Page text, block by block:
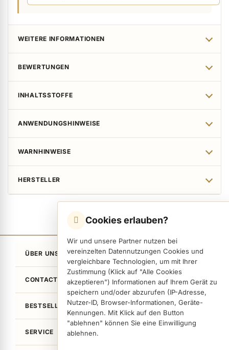
Cookies erlauben?
Wir und unsere Partner nutzen bei
vereinzelten Datennutzungen Cookies und
vergleichbare Technologien, um mit Ihrer
Zustimmung (Klick auf "Alle Cookies
akzeptieren") Informationen auf Ihrem Gerät zu
speichern und/oder abzurufen (IP-Adresse,
Nutzer-ID, Browser-Informationen, Geräte-
Kennungen. Mit Klick auf den Button
"ablehnen" können Sie eine Einwilligung
ablehnen.
WEITERE INFORMATIONEN
BEWERTUNGEN
INHALTSSTOFFE
ANWENDUNGSHINWEISE
WARNHINWEISE
HERSTELLER
ÜBER UNS
CONTACT
BESTSELLER
SERVICE